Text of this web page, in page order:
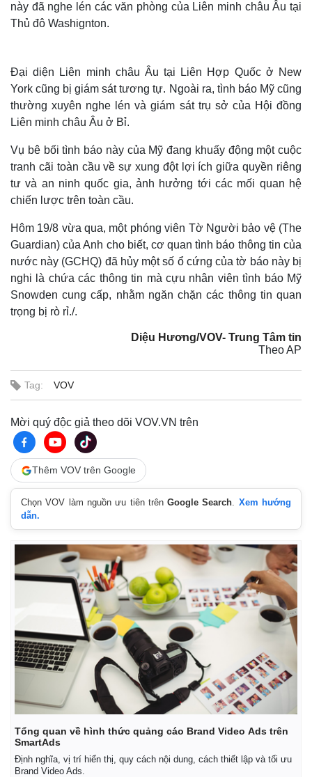
Thế giới
Quan sát
Cuộc sống đó đây
Multimedia
Video
Ảnh
E-Magazine
Infographic
này đã nghe lén các văn phòng của Liên minh châu Âu tại
Thủ đô Washignton.
Đại diện Liên minh châu Âu tại Liên Hợp Quốc ở New
York cũng bị giám sát tương tự. Ngoài ra, tình báo Mỹ cũng
thường xuyên nghe lén và giám sát trụ sở của Hội đồng
Liên minh châu Âu ở Bỉ.
Vụ bê bối tình báo này của Mỹ đang khuấy động một cuộc
tranh cãi toàn cầu về sự xung đột lợi ích giữa quyền riêng
tư và an ninh quốc gia, ảnh hưởng tới các mối quan hệ
chiến lược trên toàn cầu.
Hôm 19/8 vừa qua, một phóng viên Tờ Người bảo vệ (The
Guardian) của Anh cho biết, cơ quan tình báo thông tin của
nước này (GCHQ) đã hủy một số ổ cứng của tờ báo này bị
nghi là chứa các thông tin mà cựu nhân viên tình báo Mỹ
Snowden cung cấp, nhằm ngăn chặn các thông tin quan
trọng bị rò rỉ./.
Diệu Hương/VOV- Trung Tâm tin
Theo AP
Tag: VOV
Mời quý độc giả theo dõi VOV.VN trên
Thêm VOV trên Google
Chọn VOV làm nguồn ưu tiên trênGoogle Search. Xem hướng
dẫn.
Tổng quan về hình thức quảng cáo Brand Video Ads trên
SmartAds
Định nghĩa, vị trí hiển thị, quy cách nội dung, cách thiết lập và tối ưu
Brand Video Ads.